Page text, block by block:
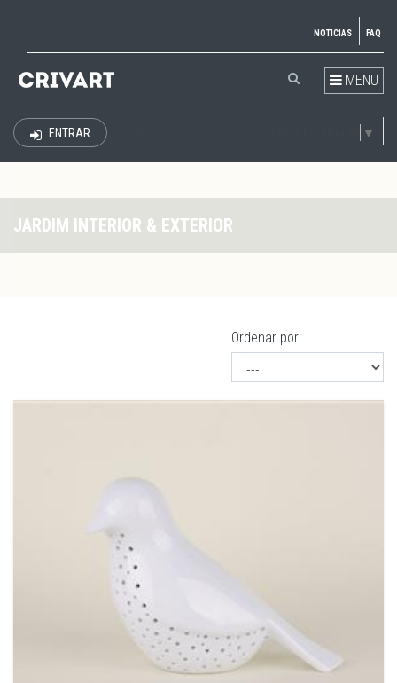
NOTICIAS FAQ
MENU
▼
ENTRAR
JARDIM INTERIOR & EXTERIOR
Ordenar por: